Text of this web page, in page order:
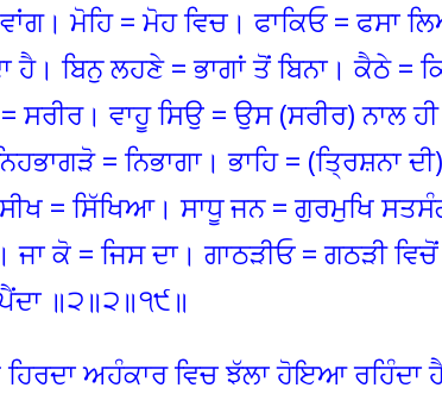
ਮੋਹਿ = ਮੋਹ ਵਿਚ। ਫਾਕਿਓ = ਫਸਾ
ਹੈ। ਬਿਨੁ ਲਹਣੇ = ਭਾਗਾਂ ਤੋਂ ਬਿਨਾ। ਕੈਠੇ =
ਸਰੀਰ। ਵਾਹੂ ਸਿਉ = ਉਸ (ਸਰੀਰ) ਨਾਲ
= ਨਿਭਾਗਾ। ਭਾਹਿ =
= ਸਿੱਖਿਆ। ਸਾਧੂ ਜਨ = ਗੁਰਮੁਖਿ
ਜਾ ਕੋ = ਜਿਸ ਦਾ। ਗਾਠੜੀਓ = ਗਠੜੀ
॥੨॥੨॥੧੯॥
ਅਹੰਕਾਰ ਵਿਚ ਝੱਲਾ ਹੋਇਆ